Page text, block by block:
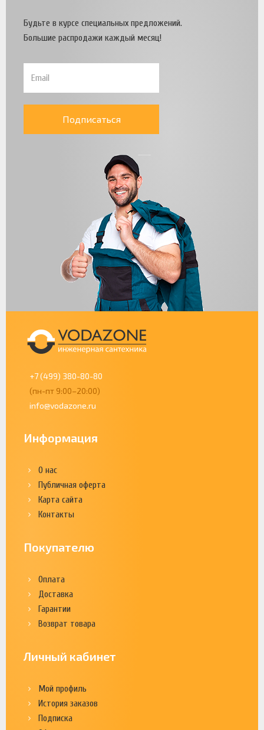
Будьте в курсе специальных предложений.
Большие распродажи каждый месяц!
Подписаться
+7 (499) 380-80-80
(пн-пт 9:00–20:00)
info@vodazone.ru
Информация
О нас
Публичная оферта
Карта сайта
Контакты
Покупателю
Оплата
Доставка
Гарантии
Возврат товара
Личный кабинет
Мой профиль
История заказов
Подписка